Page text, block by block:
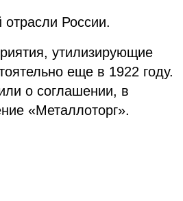
России.
утилизирующие
еще в 1922 году.
о соглашении, в
«Металлоторг».